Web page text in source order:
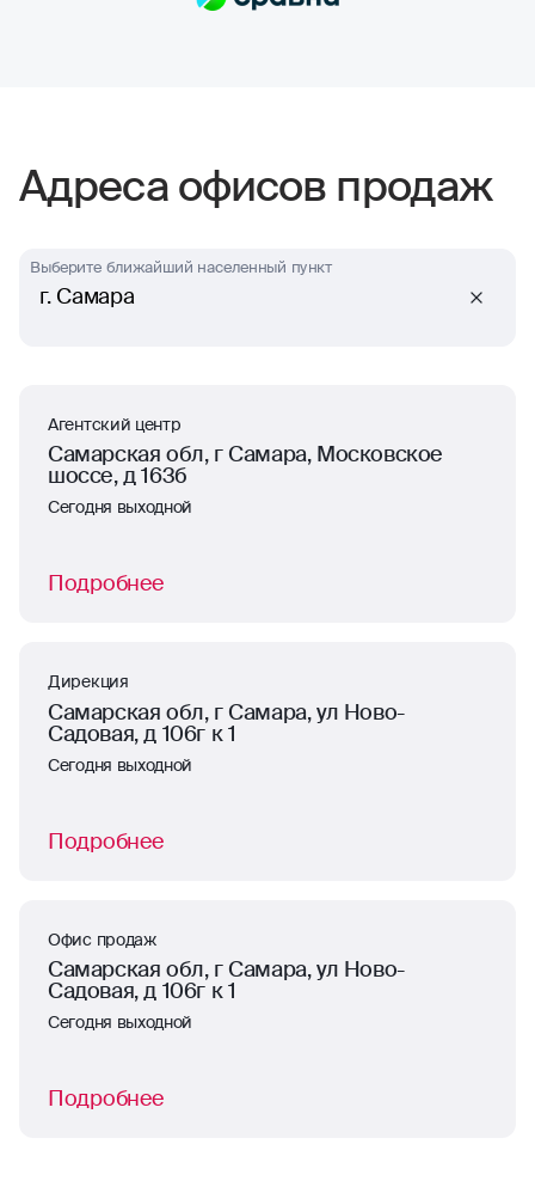
договору, и их хватает на качественный
Адреса офисов продаж
г. Самара
Выберите ближайший населенный пункт
Агентский центр
Самарская обл, г Самара, Московское
шоссе, д 163б
Сегодня выходной
Подробнее
Дирекция
Самарская обл, г Самара, ул Ново-
Садовая, д 106г к 1
Сегодня выходной
Подробнее
Офис продаж
Самарская обл, г Самара, ул Ново-
Садовая, д 106г к 1
Сегодня выходной
Подробнее